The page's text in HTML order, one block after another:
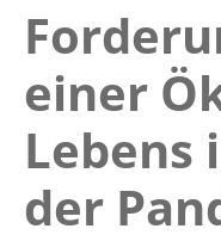
einer
Lebens
der